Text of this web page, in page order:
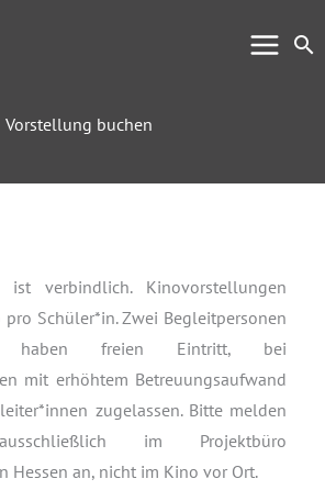
Vorstellung buchen
ist verbindlich. Kinovorstellungen
Schüler*in. Zwei Begleitpersonen
haben freien Eintritt, bei
mit erhöhtem Betreuungsaufwand
zugelassen. Bitte melden
im Projektbüro
Hessen an, nicht im Kino vor Ort.